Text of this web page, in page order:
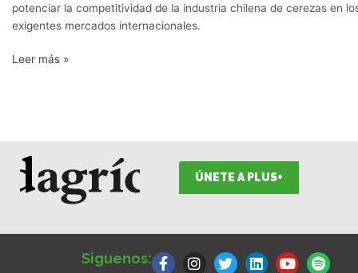
potenciar la competitividad de la industria chilena de cerezas en
exigentes mercados internacionales.
Leer más »
ÚNETE A PLUS+
Siguenos:
a
n
w
i
o
p